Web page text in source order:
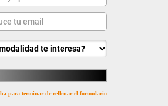
para terminar de rellenar el formulario